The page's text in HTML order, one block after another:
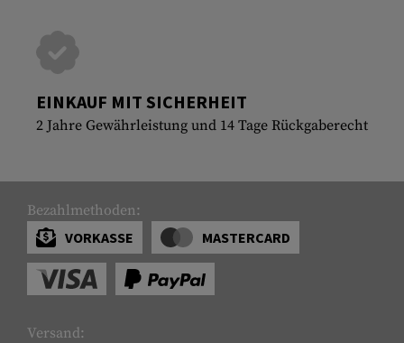
EINKAUF MIT SICHERHEIT
2 Jahre Gewährleistung und 14 Tage Rückgaberecht
Bezahlmethoden:
VORKASSE
MASTERCARD
Versand: